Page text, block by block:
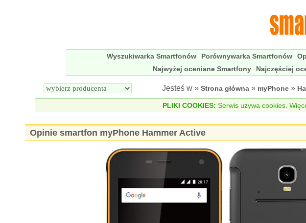
Wyszukiwarka Smartfonów Porównywarka Smartfonów
Najwyżej oceniane Smartfony
Najczęściej
Jesteś w » Strona główna » myPhone »
PLIKI COOKIES: Serwis używa cookies.
Opinie smartfon myPhone Hammer Active